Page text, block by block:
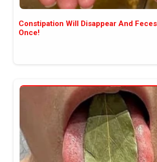
Constipation Will Disappear And
Once!